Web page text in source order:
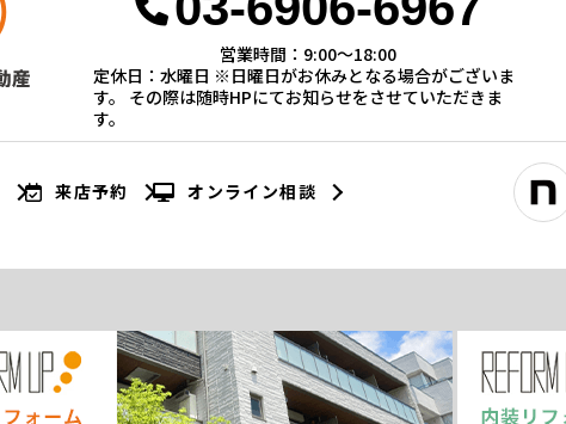
営業時間：9:00〜18:00
定休日：水曜日 ※日曜日がお休みとなる場合がございま
す。 その際は随時HPにてお知らせをさせていただきま
す。
来店予約 オンライン相談